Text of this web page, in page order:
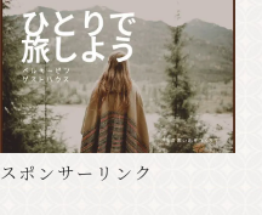
スポンサーリンク